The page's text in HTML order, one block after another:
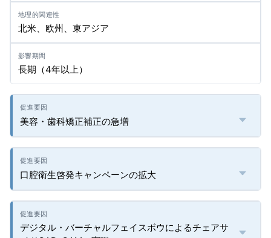
北米、欧州、東アジア
長期（4年以上）
美容・歯科矯正補正の急増
口腔衛生啓発キャンペーンの拡大
デジタル・バーチャルフェイスボウによるチェアサ